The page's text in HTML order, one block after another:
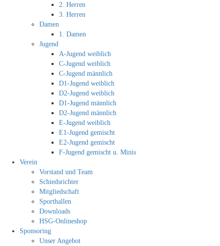
2. Herren
3. Herren
Damen
1. Damen
Jugend
A-Jugend weiblich
C-Jugend weiblich
C-Jugend männlich
D1-Jugend weiblich
D2-Jugend weiblich
D1-Jugend männlich
D2-Jugend männlich
E-Jugend weiblich
E1-Jugend gemischt
E2-Jugend gemischt
F-Jugend gemischt u. Minis
Verein
Vorstand und Team
Schiedsrichter
Mitgliedschaft
Sporthallen
Downloads
HSG-Onlineshop
Sponsoring
Unser Angebot